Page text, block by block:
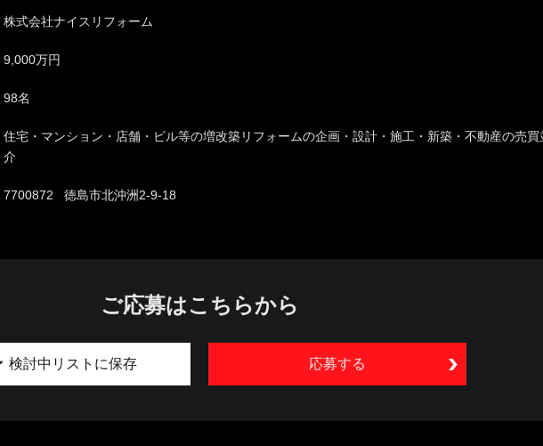
株式会社ナイスリフォーム
9,000万円
98名
住宅・マンション・店舗・ビル等の増改築リフォームの企画・設計・施工・新築・不動産の売買
介
7700872 徳島市北沖洲2-9-18
ご応募はこちらから
応募する
検討中リストに保存